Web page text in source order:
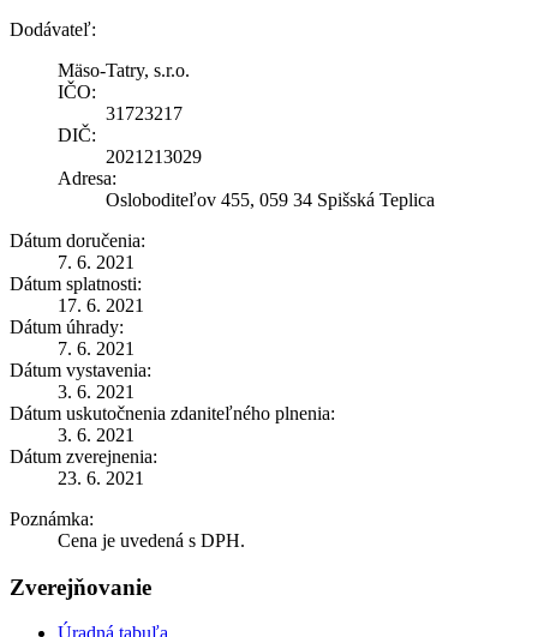
Dodávateľ:
Mäso-Tatry, s.r.o.
IČO:
31723217
DIČ:
2021213029
Adresa:
Osloboditeľov 455, 059 34 Spišská Teplica
Dátum doručenia:
7. 6. 2021
Dátum splatnosti:
17. 6. 2021
Dátum úhrady:
7. 6. 2021
Dátum vystavenia:
3. 6. 2021
Dátum uskutočnenia zdaniteľného plnenia:
3. 6. 2021
Dátum zverejnenia:
23. 6. 2021
Poznámka:
Cena je uvedená s DPH.
Zverejňovanie